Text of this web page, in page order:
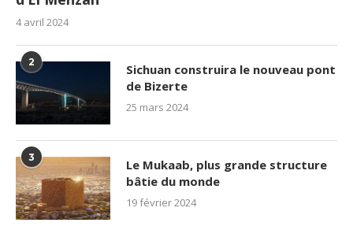
4 avril 2024
2
Sichuan construira le nouveau pont
de Bizerte
25 mars 2024
3
Le Mukaab, plus grande structure
bâtie du monde
19 février 2024